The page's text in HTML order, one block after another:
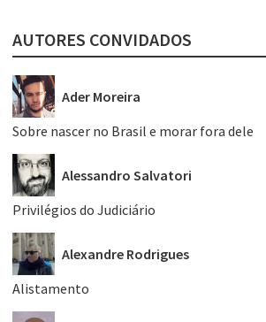
AUTORES CONVIDADOS
Ader Moreira
Sobre nascer no Brasil e morar fora dele
Alessandro Salvatori
Privilégios do Judiciário
Alexandre Rodrigues
Alistamento